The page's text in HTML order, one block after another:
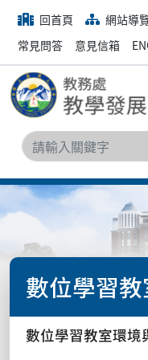
回首頁 網站導
常見問答
意見信箱
數位學習教
數位學習教室環境